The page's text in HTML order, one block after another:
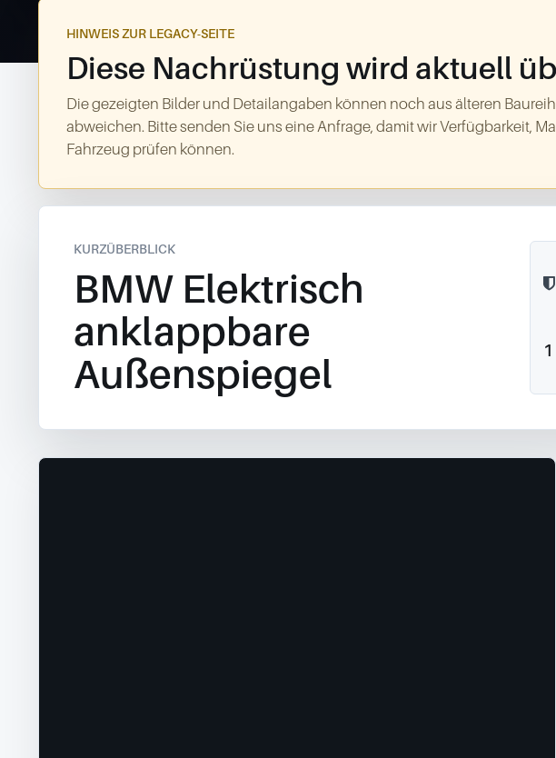
HINWEIS ZUR LEGACY-SEITE
Diese Nachrüstung wird aktuell
Die gezeigten Bilder und Detailangaben können noch aus älteren
abweichen. Bitte senden Sie uns eine Anfrage, damit wir Verfügbarkeit,
Fahrzeug prüfen können.
KURZÜBERBLICK
BMW Elektrisch
anklappbare
Außenspiegel